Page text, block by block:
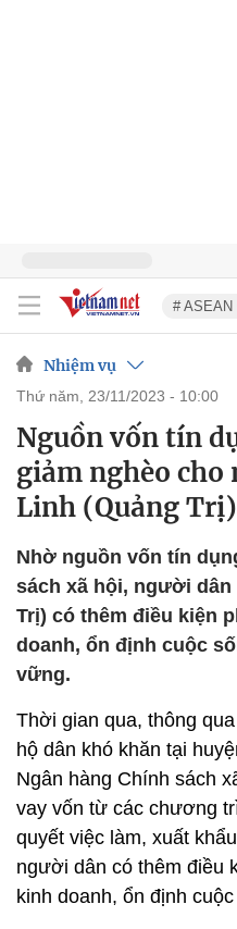
# ASEAN
Nhiệm vụ
thứ năm, 23/11/2023 - 10:00
Nguồn vốn tín
giảm nghèo cho
Linh (Quảng Trị)
Nhờ nguồn vốn tín
sách xã hội, người dân
Trị) có thêm điều kiện
doanh, ổn định cuộc
vững.
Thời gian qua, thông
hộ dân khó khăn tại
Ngân hàng Chính sách
vay vốn từ các chương
quyết việc làm, xuất
người dân có thêm điều
kinh doanh, ổn định